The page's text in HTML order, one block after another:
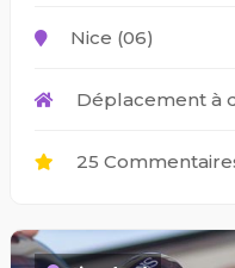
Nice (06)
Déplacement à
25